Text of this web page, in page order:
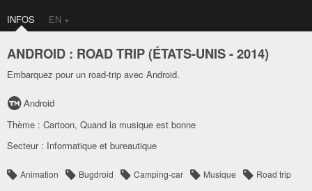
INFOS EN +
ANDROID : ROAD TRIP (ÉTATS-UNIS-2014)
Embarquez pour un road-trip avec Android.
Android
Thème : Cartoon, Quand la musique est bonne
Secteur : Informatique et bureautique
Animation Bugdroid Camping-car Musique Road trip